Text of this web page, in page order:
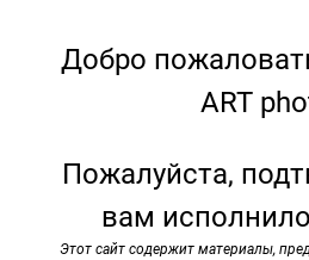
Добро
ART
Пожалуйста,
вам
Этот сайт содержит материалы,
still-